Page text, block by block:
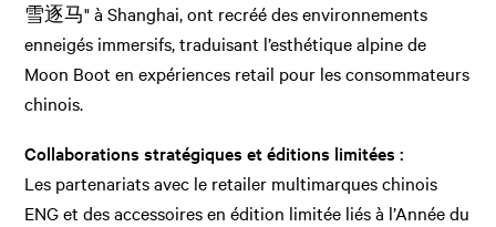
雪逐马" à Shanghai, ont recréé des environnements
enneigés immersifs, traduisant l’esthétique alpine de
Moon Boot en expériences retail pour les consommateurs
chinois.
Collaborations stratégiques et éditions limitées :
Les partenariats avec le retailer multimarques chinois
ENG et des accessoires en édition limitée liés à l’Année du